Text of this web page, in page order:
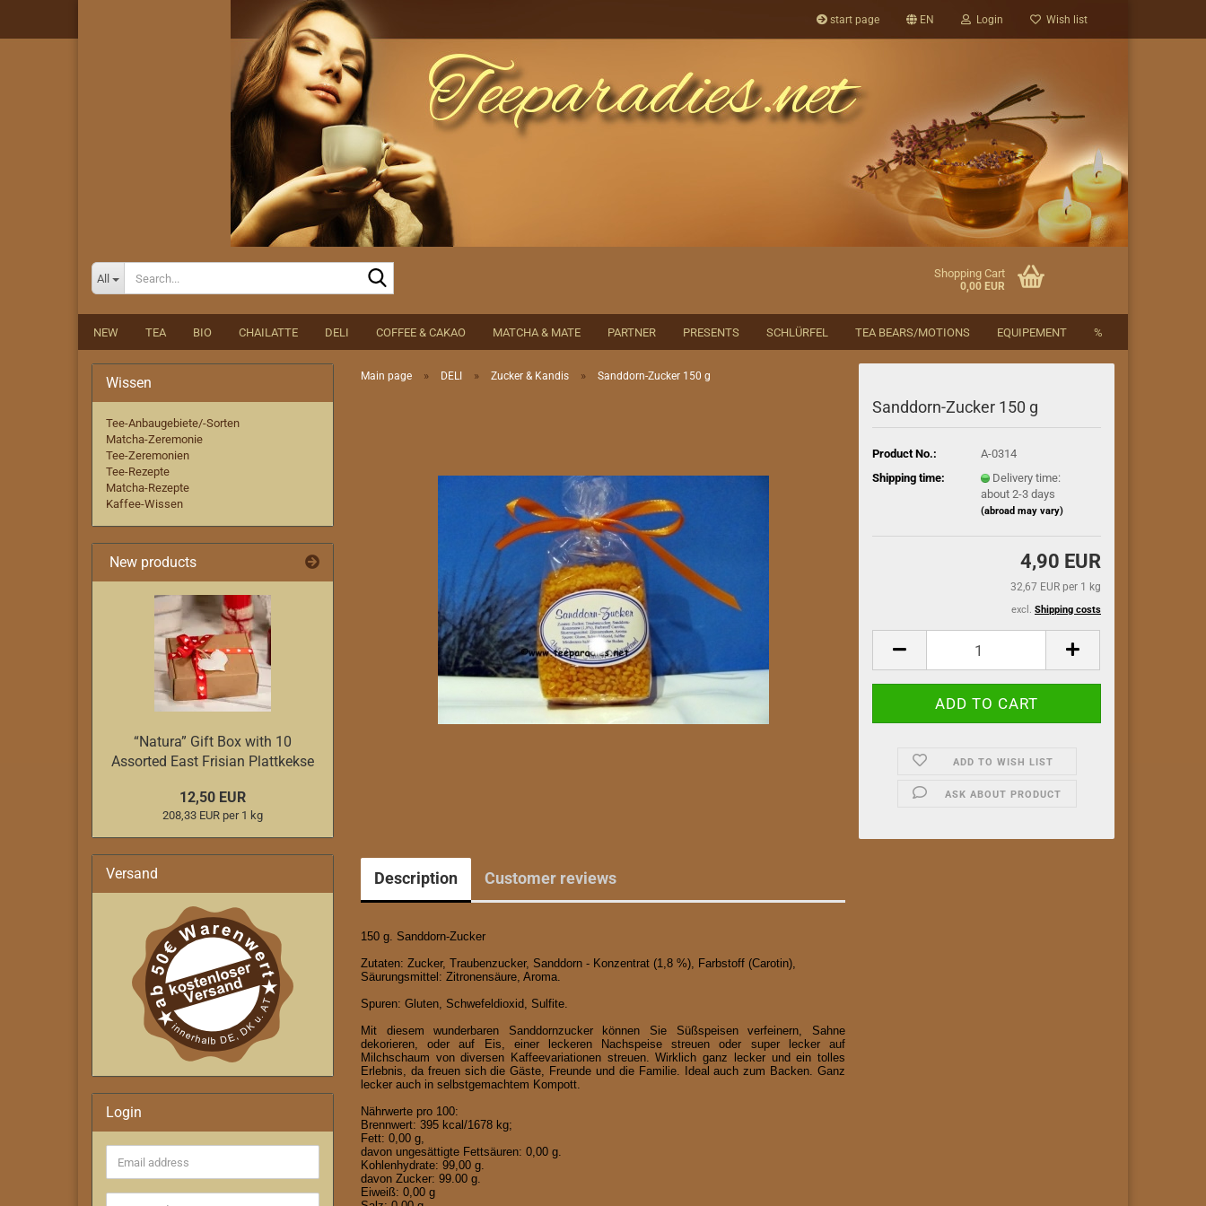
start page EN Login Wish list
All Shopping Cart
0,00 EUR
NEW TEA BIO CHAILATTE DELI COFFEE & CAKAO MATCHA & MATE PARTNER PRESENTS SCHLÜRFEL TEA BEARS/MOTIONS EQUIPEMENT %
Main page » DELI » Zucker & Kandis » Sanddorn-Zucker 150 g
Sanddorn-Zucker 150 g
Product No.:
A-0314
Shipping time:
Delivery time:
about 2-3 days
(abroad may vary)
4,90 EUR
32,67 EUR per 1 kg
excl. Shipping costs
ADD TO WISH LIST
ASK ABOUT PRODUCT
Description Customer reviews
150 g. Sanddorn-Zucker
Zutaten: Zucker, Traubenzucker, Sanddorn - Konzentrat (1,8 %), Farbstoff (Carotin),
Säurungsmittel: Zitronensäure, Aroma.
Spuren: Gluten, Schwefeldioxid, Sulfite.
Mit diesem wunderbaren Sanddornzucker können Sie Süßspeisen verfeinern, Sahne
dekorieren, oder auf Eis, einer leckeren Nachspeise streuen oder super lecker auf
Milchschaum von diversen Kaffeevariationen streuen. Wirklich ganz lecker und ein tolles
Erlebnis, da freuen sich die Gäste, Freunde und die Familie. Ideal auch zum Backen. Ganz
lecker auch in selbstgemachtem Kompott.
Nährwerte pro 100:
Brennwert: 395 kcal/1678 kg;
Fett: 0,00 g,
davon ungesättigte Fettsäuren: 0,00 g.
Kohlenhydrate: 99,00 g.
davon Zucker: 99.00 g.
Eiweiß: 0,00 g
Wissen
Tee-Anbaugebiete/-Sorten
Matcha-Zeremonie
Tee-Zeremonien
Tee-Rezepte
Matcha-Rezepte
Kaffee-Wissen
New products
“Natura” Gift Box with 10
Assorted East Frisian Plattkekse
12,50 EUR
208,33 EUR per 1 kg
Versand
Login
Email
address